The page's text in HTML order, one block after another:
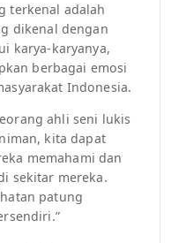
terkenal adalah
dikenal dengan
karya-karyanya,
berbagai emosi
Indonesia.
ahli seni lukis
kita dapat
memahami dan
sekitar mereka.
patung